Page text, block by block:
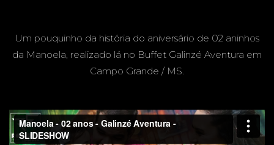
ANOS -
GALINZ
Um pouquinho da história do aniversário de 02 aninhos
da Manoela, realizado lá no Buffet Galinzé Aventura em
Campo Grande / MS.